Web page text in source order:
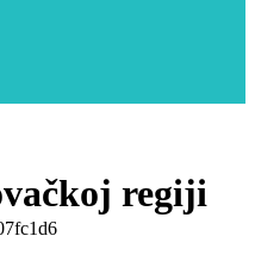
regiji